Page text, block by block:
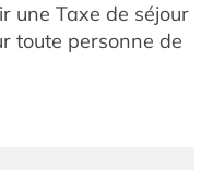
une Taxe de séjour
toute personne de